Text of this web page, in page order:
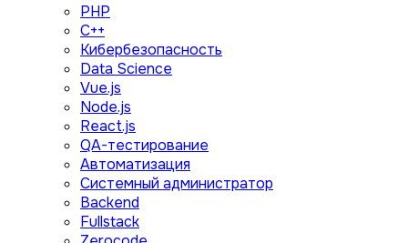
PHP
C++
Кибербезопасность
Data Science
Vue.js
Node.js
React.js
QA-тестирование
Автоматизация
Системный администратор
Backend
Fullstack